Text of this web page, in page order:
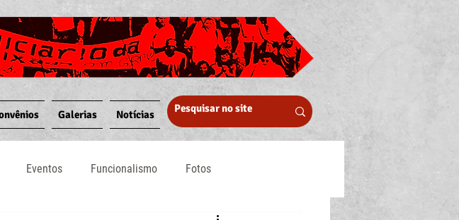
Galerias Notícias
Eventos Funcionalismo Fotos